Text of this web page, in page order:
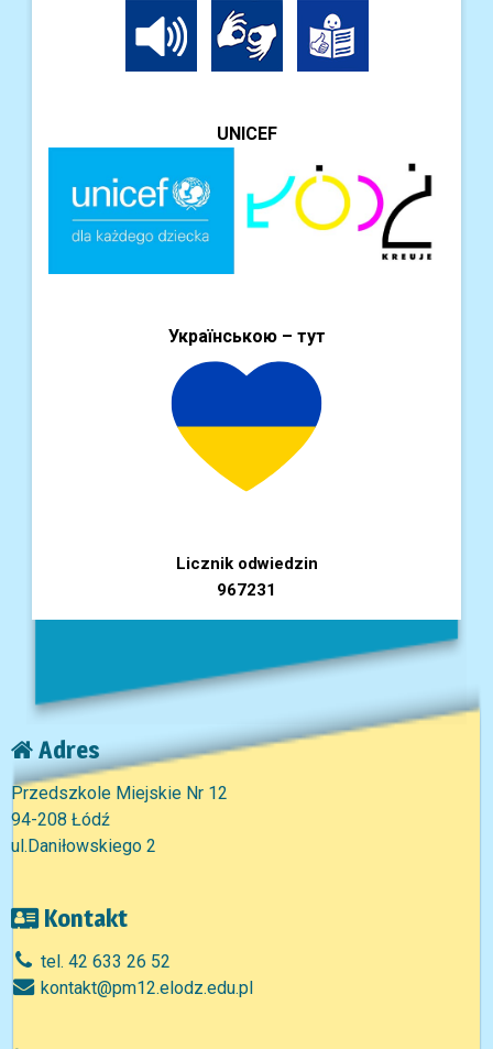
UNICEF
Українською – тут
Licznik odwiedzin
967231
Adres
Przedszkole Miejskie Nr 12
94-208 Łódź
ul.Daniłowskiego 2
Kontakt
tel. 42 633 26 52
kontakt@pm12.elodz.edu.pl